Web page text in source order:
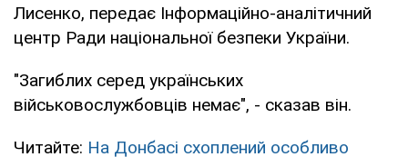
Лисенко, передає Інформаційно-аналітичний
центр Ради національної безпеки України.
"Загиблих серед українських
військовослужбовців немає", - сказав він.
Читайте: На Донбасі схоплений особливо